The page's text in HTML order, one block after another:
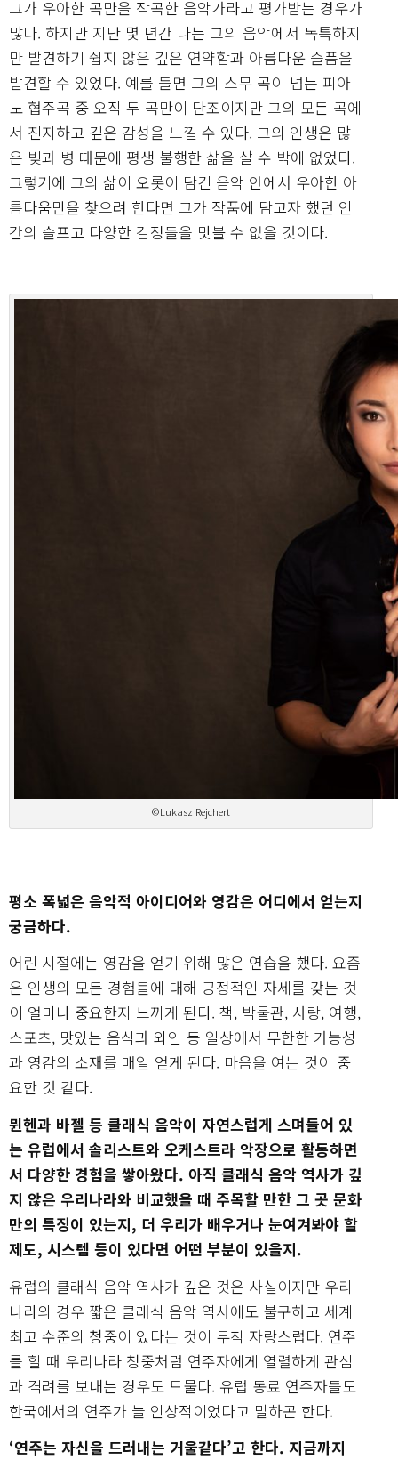
그가 우아한 곡만을 작곡한 음악가라고 평가받는 경우가
많다. 하지만 지난 몇 년간 나는 그의 음악에서 독특하지
만 발견하기 쉽지 않은 깊은 연약함과 아름다운 슬픔을
발견할 수 있었다. 예를 들면 그의 스무 곡이 넘는 피아
노 협주곡 중 오직 두 곡만이 단조이지만 그의 모든 곡에
서 진지하고 깊은 감성을 느낄 수 있다. 그의 인생은 많
은 빚과 병 때문에 평생 불행한 삶을 살 수 밖에 없었다.
그렇기에 그의 삶이 오롯이 담긴 음악 안에서 우아한 아
름다움만을 찾으려 한다면 그가 작품에 담고자 했던 인
간의 슬프고 다양한 감정들을 맛볼 수 없을 것이다.
©Lukasz Rejchert
평소 폭넓은 음악적 아이디어와 영감은 어디에서 얻는지
궁금하다.
어린 시절에는 영감을 얻기 위해 많은 연습을 했다. 요즘
은 인생의 모든 경험들에 대해 긍정적인 자세를 갖는 것
이 얼마나 중요한지 느끼게 된다. 책, 박물관, 사랑, 여행,
스포츠, 맛있는 음식과 와인 등 일상에서 무한한 가능성
과 영감의 소재를 매일 얻게 된다. 마음을 여는 것이 중
요한 것 같다.
뮌헨과 바젤 등 클래식 음악이 자연스럽게 스며들어 있
는 유럽에서 솔리스트와 오케스트라 악장으로 활동하면
서 다양한 경험을 쌓아왔다. 아직 클래식 음악 역사가 깊
지 않은 우리나라와 비교했을 때 주목할 만한 그 곳 문화
만의 특징이 있는지, 더 우리가 배우거나 눈여겨봐야 할
제도, 시스템 등이 있다면 어떤 부분이 있을지.
유럽의 클래식 음악 역사가 깊은 것은 사실이지만 우리
나라의 경우 짧은 클래식 음악 역사에도 불구하고 세계
최고 수준의 청중이 있다는 것이 무척 자랑스럽다. 연주
를 할 때 우리나라 청중처럼 연주자에게 열렬하게 관심
과 격려를 보내는 경우도 드물다. 유럽 동료 연주자들도
한국에서의 연주가 늘 인상적이었다고 말하곤 한다.
‘연주는 자신을 드러내는 거울같다’고 한다. 지금까지